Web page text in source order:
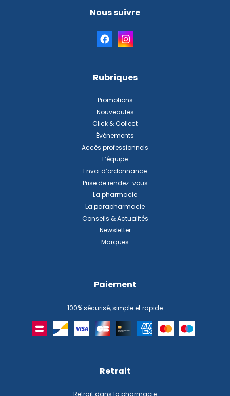
Nous suivre
Rubriques
Promotions
Nouveautés
Click & Collect
Événements
Accès professionnels
L’équipe
Envoi d’ordonnance
Prise de rendez-vous
La pharmacie
La parapharmacie
Conseils & Actualités
Newsletter
Marques
Paiement
100% sécurisé, simple et rapide
Retrait